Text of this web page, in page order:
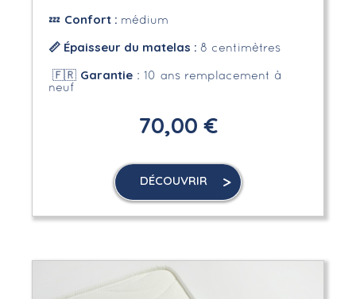
💤 Confort : médium
📏 Épaisseur du matelas : 8 centimètres
🇫🇷 Garantie: 10 ans remplacement à
neuf
70,00 €
DÉCOUVRIR